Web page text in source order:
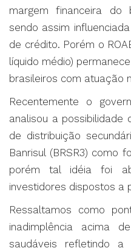
margem financeira do
sendo assim
de crédito. Porém o
líquido médio)
brasileiros com atuação
Recentemente o
analisou a
de distribuição
Banrisul (BRSR3) como
porém tal idéia foi
investidores dispostos a
Ressaltamos como
inadimplência acima
saudáveis refletindo